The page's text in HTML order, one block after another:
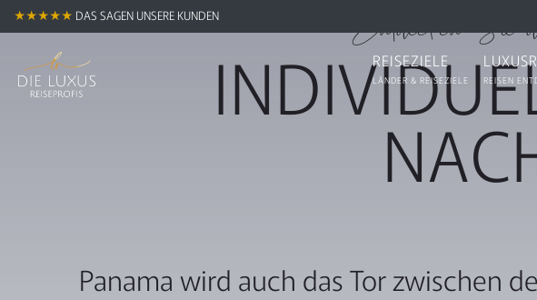
★★★★★ DAS SAGEN UNSERE KUNDEN
REISEZIELE
LÄNDER & REISEZIELE REISEN
Entdecken Sie
Panama wird auch das Tor zwischen